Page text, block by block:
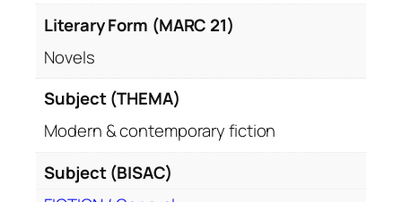
Literary Form (MARC 21)
Novels
Subject (THEMA)
Modern & contemporary fiction
Subject (BISAC)